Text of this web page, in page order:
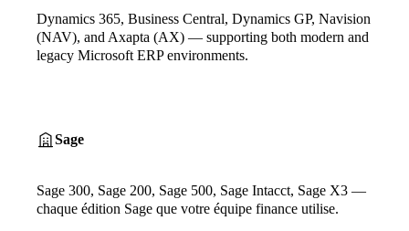
Dynamics 365, Business Central, Dynamics GP, Navision
(NAV), and Axapta (AX) — supporting both modern and
legacy Microsoft ERP environments.
Sage
Sage 300, Sage 200, Sage 500, Sage Intacct, Sage X3 —
chaque édition Sage que votre équipe finance utilise.